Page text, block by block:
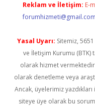
Reklam ve İletişim: E-
forumhizmeti@gmail.com
Yasal Uyarı: Sitemiz,
ve İletişim Kurumu (BTK)
olarak hizmet
olarak denetleme veya
Ancak, üyelerimiz
siteye üye olarak bu